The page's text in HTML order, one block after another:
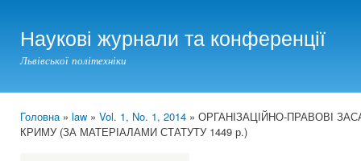
Наукові журнали та конференції
Львівської політехніки
You are here
Головна» law » Vol. 1, No. 1, 2014 » ОРГАНІЗАЦІЙНО-ПРАВОВІ
КРИМУ (ЗА МАТЕРІАЛАМИ СТАТУТУ 1449 р.)